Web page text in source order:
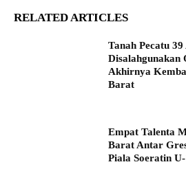
RELATED ARTICLES
Tanah Pecatu
Disalahgunakan
Akhirnya
Barat
Empat Talenta
Barat Antar
Piala Soeratin